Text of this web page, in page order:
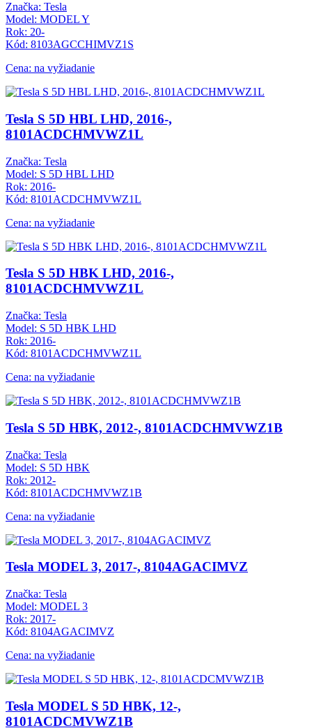
Značka: Tesla
Model: MODEL Y
Rok: 20-
Kód: 8103AGCCHIMVZ1S
Cena: na vyžiadanie
Tesla S 5D HBL LHD, 2016-,
8101ACDCHMVWZ1L
Značka: Tesla
Model: S 5D HBL LHD
Rok: 2016-
Kód: 8101ACDCHMVWZ1L
Cena: na vyžiadanie
Tesla S 5D HBK LHD, 2016-,
8101ACDCHMVWZ1L
Značka: Tesla
Model: S 5D HBK LHD
Rok: 2016-
Kód: 8101ACDCHMVWZ1L
Cena: na vyžiadanie
Tesla S 5D HBK, 2012-, 8101ACDCHMVWZ1B
Značka: Tesla
Model: S 5D HBK
Rok: 2012-
Kód: 8101ACDCHMVWZ1B
Cena: na vyžiadanie
Tesla MODEL 3, 2017-, 8104AGACIMVZ
Značka: Tesla
Model: MODEL 3
Rok: 2017-
Kód: 8104AGACIMVZ
Cena: na vyžiadanie
Tesla MODEL S 5D HBK, 12-,
8101ACDCMVWZ1B